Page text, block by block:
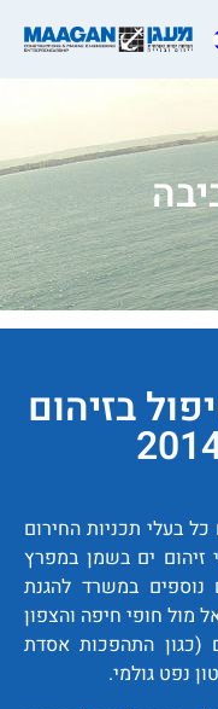
בזיהום
עם כל בעלי תכניות החירום
זיהום ים בשמן במפרץ
נוספים במשרד להגנת
מול חופי חיפה והצפון
(כגון התהפכות אסדת